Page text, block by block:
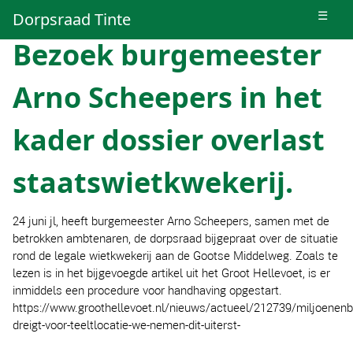
Dorpsraad Tinte ☰
Bezoek burgemeester
Arno Scheepers in het
kader dossier overlast
staatswietkwekerij.
24 juni jl, heeft burgemeester Arno Scheepers, samen met de
betrokken ambtenaren, de dorpsraad bijgepraat over de situatie
rond de legale wietkwekerij aan de Gootse Middelweg. Zoals te
lezen is in het bijgevoegde artikel uit het Groot Hellevoet, is er
inmiddels een procedure voor handhaving opgestart.
https://www.groothellevoet.nl/nieuws/actueel/212739/
dreigt-voor-teeltlocatie-we-nemen-dit-uiterst-